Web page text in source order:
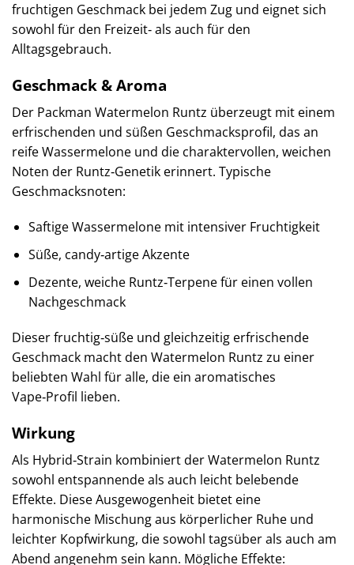
fruchtigen Geschmack bei jedem Zug und eignet sich
sowohl für den Freizeit‑ als auch für den
Alltagsgebrauch.
Geschmack & Aroma
Der Packman Watermelon Runtz überzeugt mit einem
erfrischenden und süßen Geschmacksprofil, das an
reife Wassermelone und die charaktervollen, weichen
Noten der Runtz‑Genetik erinnert. Typische
Geschmacksnoten:
Saftige Wassermelone mit intensiver Fruchtigkeit
Süße, candy‑artige Akzente
Dezente, weiche Runtz‑Terpene für einen vollen
Nachgeschmack
Dieser fruchtig‑süße und gleichzeitig erfrischende
Geschmack macht den Watermelon Runtz zu einer
beliebten Wahl für alle, die ein aromatisches
Vape‑Profil lieben.
Wirkung
Als Hybrid‑Strain kombiniert der Watermelon Runtz
sowohl entspannende als auch leicht belebende
Effekte. Diese Ausgewogenheit bietet eine
harmonische Mischung aus körperlicher Ruhe und
leichter Kopfwirkung, die sowohl tagsüber als auch am
Abend angenehm sein kann. Mögliche Effekte: